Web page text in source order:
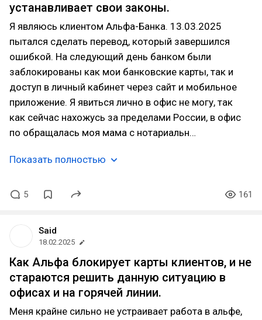
устанавливает свои законы.
Я являюсь клиентом Альфа-Банка. 13.03.2025
пытался сделать перевод, который завершился
ошибкой. На следующий день банком были
заблокированы как мои банковские карты, так и
доступ в личный кабинет через сайт и мобильное
приложение. Я явиться лично в офис не могу, так
как сейчас нахожусь за пределами России, в офис
по обращалась моя мама с нотариальн…
Показать полностью
5 161
Said
18.02.2025
Как Альфа блокирует карты клиентов, и не
стараются решить данную ситуацию в
офисах и на горячей линии.
Меня крайне сильно не устраивает работа в альфе,